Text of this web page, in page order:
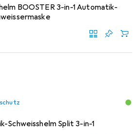
BOOSTER 3-in-1 Automatik-
Schweisshelm Split 3-in-1